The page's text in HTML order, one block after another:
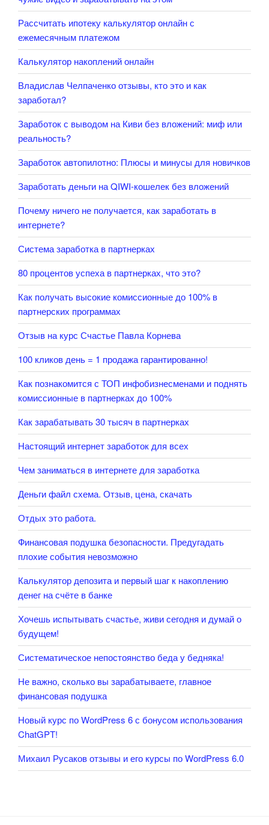
Рассчитать ипотеку калькулятор онлайн с
ежемесячным платежом
Калькулятор накоплений онлайн
Владислав Челпаченко отзывы, кто это и как
заработал?
Заработок с выводом на Киви без вложений: миф или
реальность?
Заработок автопилотно: Плюсы и минусы для новичков
Заработать деньги на QIWI-кошелек без вложений
Почему ничего не получается, как заработать в
интернете?
Система заработка в партнерках
80 процентов успеха в партнерках, что это?
Как получать высокие комиссионные до 100% в
партнерских программах
Отзыв на курс Счастье Павла Корнева
100 кликов день = 1 продажа гарантированно!
Как познакомится с ТОП инфобизнесменами и поднять
комиссионные в партнерках до 100%
Как зарабатывать 30 тысяч в партнерках
Настоящий интернет заработок для всех
Чем заниматься в интернете для заработка
Деньги файл схема. Отзыв, цена, скачать
Отдых это работа.
Финансовая подушка безопасности. Предугадать
плохие события невозможно
Калькулятор депозита и первый шаг к накоплению
денег на счёте в банке
Хочешь испытывать счастье, живи сегодня и думай о
будущем!
Систематическое непостоянство беда у бедняка!
Не важно, сколько вы зарабатываете, главное
финансовая подушка
Новый курс по WordPress 6 с бонусом использования
ChatGPT!
Михаил Русаков отзывы и его курсы по WordPress 6.0